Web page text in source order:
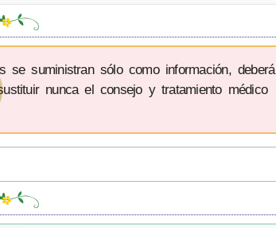
se suministran sólo como información, deberá
nunca el consejo y tratamiento médico